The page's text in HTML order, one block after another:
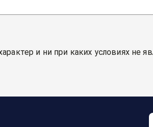
и ни при каких условиях не